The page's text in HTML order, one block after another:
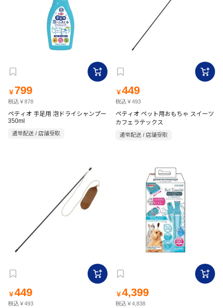
￥ 799
税込￥878
ペティオ 手足用 泡ドライシャンプー
350ml
通常配送 / 店舗受取
￥449
税込￥493
ペティオ ペット用おもちゃ スイーツ
カフェラテックス
通常配送 / 店舗受取
￥449
税込￥493
￥4,399
税込￥4,838